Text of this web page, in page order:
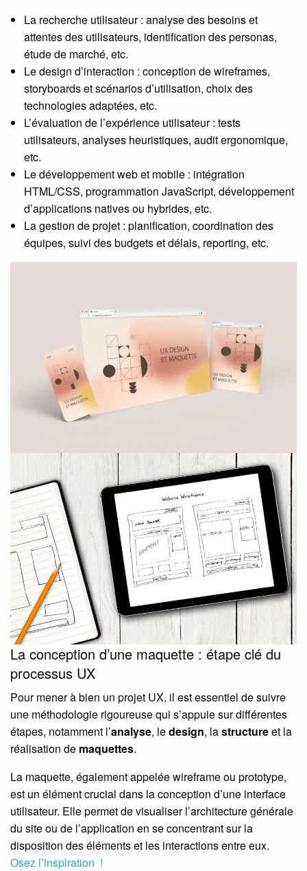
La recherche utilisateur : analyse des besoins et
attentes des utilisateurs, identification des personas,
étude de marché, etc.
Le design d’interaction : conception de wireframes,
storyboards et scénarios d’utilisation, choix des
technologies adaptées, etc.
L’évaluation de l’expérience utilisateur : tests
utilisateurs, analyses heuristiques, audit ergonomique,
etc.
Le développement web et mobile : intégration
HTML/CSS, programmation JavaScript, développement
d’applications natives ou hybrides, etc.
La gestion de projet : planification, coordination des
équipes, suivi des budgets et délais, reporting, etc.
La conception d’une maquette : étape clé du
processus UX
Pour mener à bien un projet UX, il est essentiel de suivre
une méthodologie rigoureuse qui s’appuie sur différentes
étapes, notamment l’analyse, ledesign, lastructureet la
réalisation de maquettes.
La maquette, également appelée wireframe ou prototype,
est un élément crucial dans la conception d’une interface
utilisateur. Elle permet de visualiser l’architecture générale
du site ou de l’application en se concentrant sur la
disposition des éléments et les interactions entre eux.
Osez l’inspiration !